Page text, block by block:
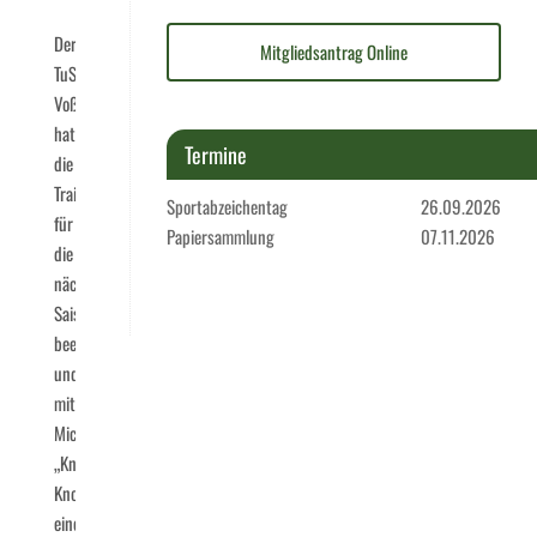
Der
TuS
Voßwinkel
hat
die
Trainersuche
für
die
nächste
Saison
beendet
und
mit
Michael
„Knobi“
Knobloch
einen
Mitgliedsantrag Online
Termine
Sportabzeichentag
26.09.2026
Papiersammlung
07.11.2026